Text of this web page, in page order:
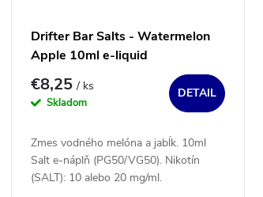
Drifter Bar Salts - Watermelon
Apple 10ml e-liquid
€8,25/ ks
Skladom
DETAIL
Zmes vodného melóna a jabĺk. 10ml
Salt e-náplň (PG50/VG50). Nikotín
(SALT): 10 alebo 20 mg/ml.